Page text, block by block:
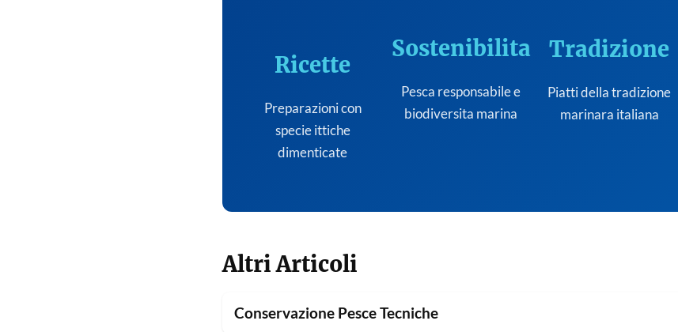
Ricette
Preparazioni con
specie ittiche
dimenticate
Sostenibilita
Pesca responsabile e
biodiversita marina
Tradizione
Piatti della tradizione
marinara italiana
Altri Articoli
Conservazione Pesce Tecniche